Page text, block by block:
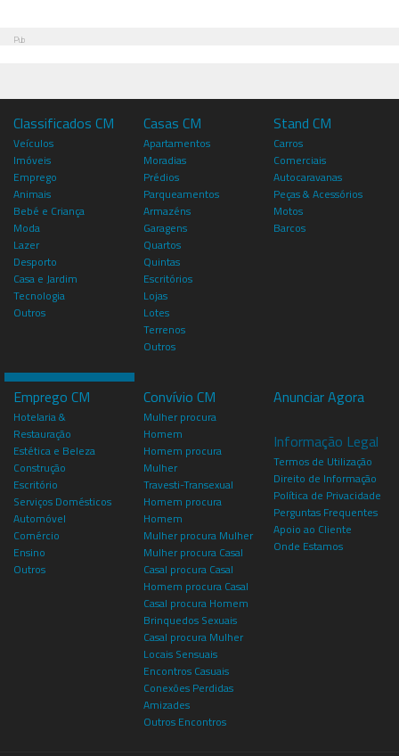
Pub
Classificados CM
Veículos
Imóveis
Emprego
Animais
Bebé e Criança
Moda
Lazer
Desporto
Casa e Jardim
Tecnologia
Outros
Casas CM
Apartamentos
Moradias
Prédios
Parqueamentos
Armazéns
Garagens
Quartos
Quintas
Escritórios
Lojas
Lotes
Terrenos
Outros
Stand CM
Carros
Comerciais
Autocaravanas
Peças & Acessórios
Motos
Barcos
Emprego CM
Hotelaria &
Restauração
Estética e Beleza
Construção
Escritório
Serviços Domésticos
Automóvel
Comércio
Ensino
Outros
Convívio CM
Mulher procura
Homem
Homem procura
Mulher
Travesti-Transexual
Homem procura
Homem
Mulher procura Mulher
Mulher procura Casal
Casal procura Casal
Homem procura Casal
Casal procura Homem
Brinquedos Sexuais
Casal procura Mulher
Locais Sensuais
Encontros Casuais
Conexões Perdidas
Amizades
Outros Encontros
Anunciar Agora
Informação Legal
Termos de Utilização
Direito de Informação
Política de Privacidade
Perguntas Frequentes
Apoio ao Cliente
Onde Estamos